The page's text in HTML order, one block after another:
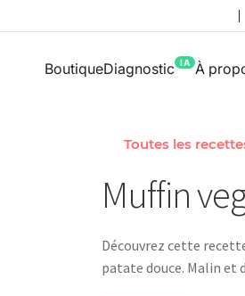
BoutiqueDiagnostic IA À
Toutes les
Muffin
Découvrez cette
patate douce. Malin et